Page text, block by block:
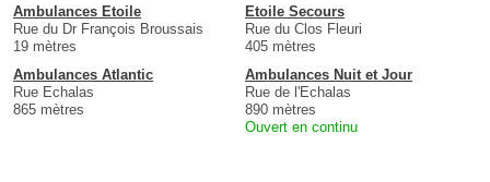
Ambulances Etoile
Rue du Dr François Broussais
19 mètres
Etoile Secours
Rue du Clos Fleuri
405 mètres
Ambulances Atlantic
Rue Echalas
865 mètres
Ambulances Nuit et Jour
Rue de l'Echalas
890 mètres
Ouvert en continu